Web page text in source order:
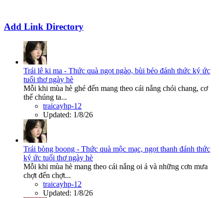
Add Link Directory
Trái lê ki ma - Thức quà ngọt ngào, bùi béo đánh thức ký ức
tuổi thơ ngày hè
Mỗi khi mùa hè ghé đến mang theo cái nắng chói chang, cơ
thể chúng ta...
traicayhp-12
Updated: 1/8/26
Trái bòng boong - Thức quà mộc mạc, ngọt thanh đánh thức
ký ức tuổi thơ ngày hè
Mỗi khi mùa hè mang theo cái nắng oi ả và những cơn mưa
chợt đến chợt...
traicayhp-12
Updated: 1/8/26